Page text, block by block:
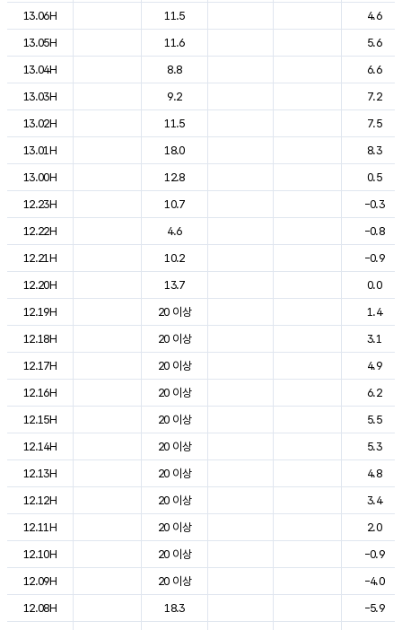
13.06H
11.5
4.6
13.05H
11.6
5.6
13.04H
8.8
6.6
13.03H
9.2
7.2
13.02H
11.5
7.5
13.01H
18.0
8.3
13.00H
12.8
0.5
12.23H
10.7
-0.3
12.22H
4.6
-0.8
12.21H
10.2
-0.9
12.20H
13.7
0.0
12.19H
20 이상
1.4
12.18H
20 이상
3.1
12.17H
20 이상
4.9
12.16H
20 이상
6.2
12.15H
20 이상
5.5
12.14H
20 이상
5.3
12.13H
20 이상
4.8
12.12H
20 이상
3.4
12.11H
20 이상
2.0
12.10H
20 이상
-0.9
12.09H
20 이상
-4.0
12.08H
18.3
-5.9